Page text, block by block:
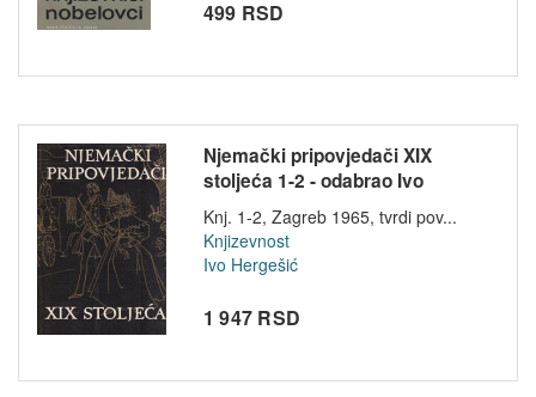
499 RSD
Njemački pripovjedači XIX
stoljeća 1-2 - odabrao Ivo
Hergeši...
Knj. 1-2, Zagreb 1965, tvrdi pov...
Knjizevnost
Ivo Hergešić
1 947 RSD